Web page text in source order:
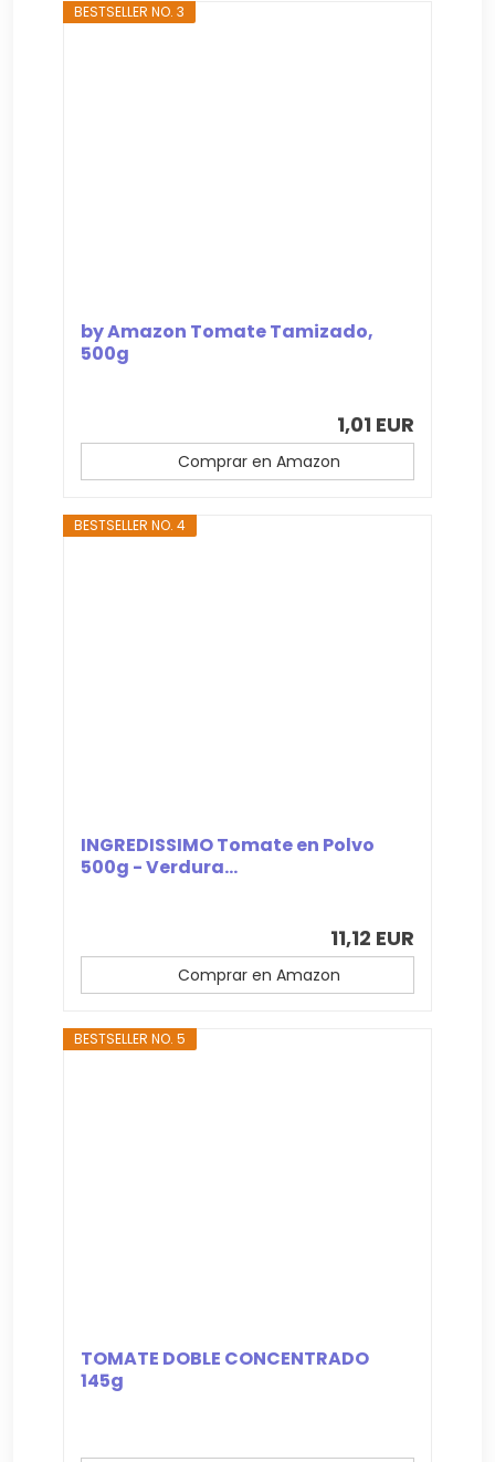
BESTSELLER NO. 3
by Amazon Tomate Tamizado,
500g
1,01 EUR
Comprar en Amazon
BESTSELLER NO. 4
INGREDISSIMO Tomate en Polvo
500g - Verdura...
11,12 EUR
Comprar en Amazon
BESTSELLER NO. 5
TOMATE DOBLE CONCENTRADO
145g